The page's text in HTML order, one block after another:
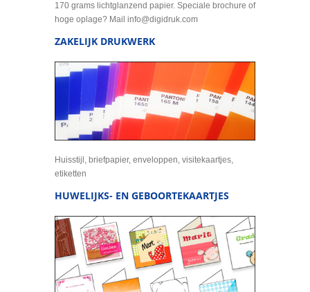
170 grams lichtglanzend papier. Speciale brochure of
hoge oplage? Mail info@digidruk.com
ZAKELIJK DRUKWERK
Huisstijl, briefpapier, enveloppen, visitekaartjes,
etiketten
HUWELIJKS- EN GEBOORTEKAARTJES